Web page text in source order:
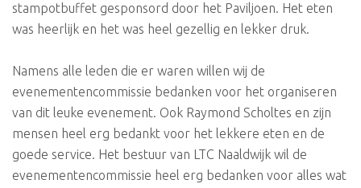
stampotbuffet gesponsord door het Paviljoen. Het eten
was heerlijk en het was heel gezellig en lekker druk.
Namens alle leden die er waren willen wij de
evenementencommissie bedanken voor het organiseren
van dit leuke evenement. Ook Raymond Scholtes en zijn
mensen heel erg bedankt voor het lekkere eten en de
goede service. Het bestuur van LTC Naaldwijk wil de
evenementencommissie heel erg bedanken voor alles wat